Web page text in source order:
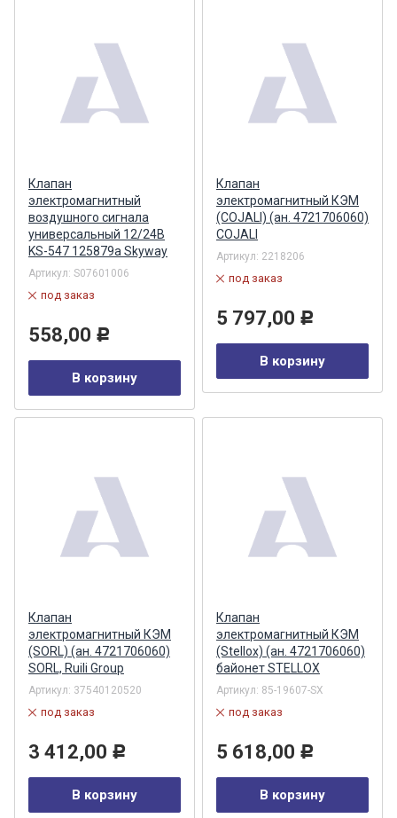
Клапан
электромагнитный
воздушного сигнала
универсальный 12/24В
KS-547 125879a Skyway
Артикул: S07601006
под заказ
558,00 Р
В корзину
Клапан
электромагнитный КЭМ
(COJALI) (ан. 4721706060)
COJALI
Артикул: 2218206
под заказ
5 797,00 Р
В корзину
Клапан
электромагнитный КЭМ
(SORL) (ан. 4721706060)
SORL, Ruili Group
Артикул: 37540120520
под заказ
3 412,00 Р
В корзину
Клапан
электромагнитный КЭМ
(Stellox) (ан. 4721706060)
байонет STELLOX
Артикул: 85-19607-SX
под заказ
5 618,00 Р
В корзину